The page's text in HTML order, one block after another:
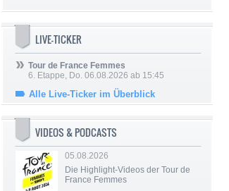
LIVE-TICKER
Tour de France Femmes
6. Etappe, Do. 06.08.2026 ab 15:45
Alle Live-Ticker im Überblick
VIDEOS & PODCASTS
05.08.2026
Die Highlight-Videos der Tour de
France Femmes